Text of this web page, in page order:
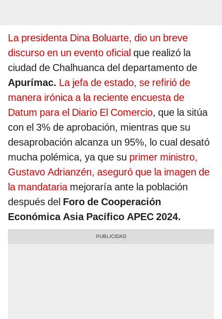
La presidenta Dina Boluarte, dio un breve
discurso en un evento oficial que realizó la
ciudad de Chalhuanca del departamento de
Apurímac. La jefa de estado, se refirió de
manera irónica a la reciente encuesta de
Datum para el Diario El Comercio, que la sitúa
con el 3% de aprobación, mientras que su
desaprobación alcanza un 95%, lo cual desató
mucha polémica, ya que su primer ministro,
Gustavo Adrianzén, aseguró que la imagen de
la mandatariamejoraría ante la población
después del Foro de Cooperación
Económica Asia Pacífico APEC 2024.